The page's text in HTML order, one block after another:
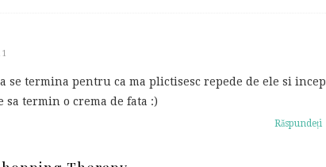
se termina pentru ca ma plictisesc repede de ele si incep
sa termin o crema de fata :)
Răspundeți